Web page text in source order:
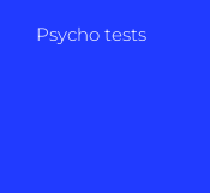
Psycho tests